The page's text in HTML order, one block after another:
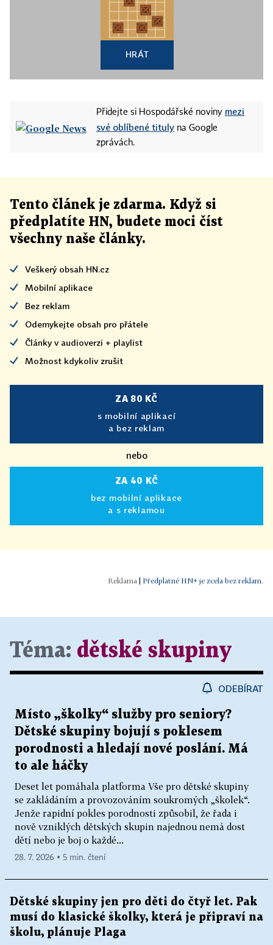
HRÁT
Přidejte si Hospodářské noviny mezi
své oblíbené tituly na Google
zprávách.
Tento článek je zdarma. Když si
předplatíte HN, budete moci číst
všechny naše články.
Veškerý obsah HN.cz
Mobilní aplikace
Bez reklam
Odemykejte obsah pro přátele
Články v audioverzi + playlist
Možnost kdykoliv zrušit
ZA 80 KČ
s mobilní aplikací
a bez reklam
nebo
ZA 40 KČ
bez mobilní aplikace
a s reklamou
| Předplatné HN+ je zcela bez reklam.
Téma: dětské skupiny
ODEBÍRAT
Místo „školky“ služby pro seniory?
Dětské skupiny bojují s poklesem
porodnosti a hledají nové poslání. Má
to ale háčky
Deset let pomáhala platforma Vše pro dětské skupiny
se zakládáním a provozováním soukromých „školek“.
Jenže rapidní pokles porodnosti způsobil, že řada i
nově vzniklých dětských skupin najednou nemá dost
dětí nebo je boj o každé...
28. 7. 2026 ▪ 5 min. čtení
Dětské skupiny jen pro děti do čtyř let. Pak
musí do klasické školky, která je připraví na
školu, plánuje Plaga